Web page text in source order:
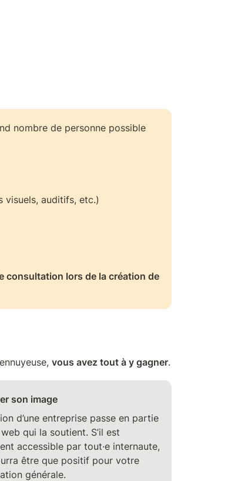
nombre de personne possible
visuels, auditifs, etc.)
consultation lors de la création de
vous avez tout à y gagner
son image
d’une entreprise passe en partie
qui la soutient. S’il est
accessible par tout·e internaute,
être que positif pour votre
générale.